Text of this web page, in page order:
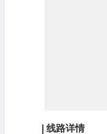
| 线路详情